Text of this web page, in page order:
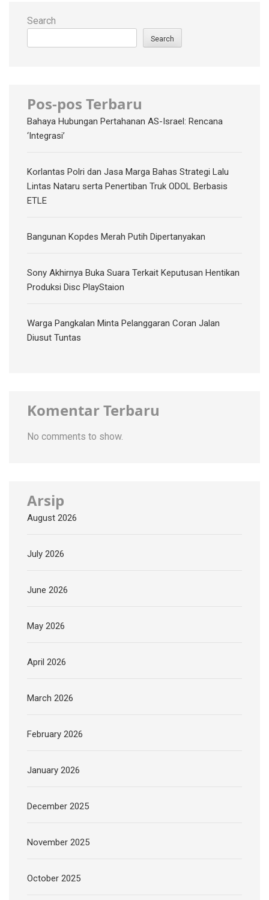
Search
Search
Pos-pos Terbaru
Bahaya Hubungan Pertahanan AS-Israel: Rencana
‘Integrasi’
Korlantas Polri dan Jasa Marga Bahas Strategi Lalu
Lintas Nataru serta Penertiban Truk ODOL Berbasis
ETLE
Bangunan Kopdes Merah Putih Dipertanyakan
Sony Akhirnya Buka Suara Terkait Keputusan Hentikan
Produksi Disc PlayStaion
Warga Pangkalan Minta Pelanggaran Coran Jalan
Diusut Tuntas
Komentar Terbaru
No comments to show.
Arsip
August 2026
July 2026
June 2026
May 2026
April 2026
March 2026
February 2026
January 2026
December 2025
November 2025
October 2025